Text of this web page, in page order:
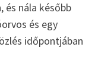
és nála később
és egy
időpontjában